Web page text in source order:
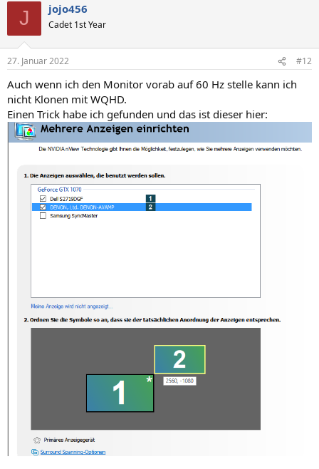
J jojo456
Cadet 1st Year
27. Januar 2022 #12
Auch wenn ich den Monitor vorab auf 60 Hz stelle kann ich
nicht Klonen mit WQHD.
Einen Trick habe ich gefunden und das ist dieser hier: